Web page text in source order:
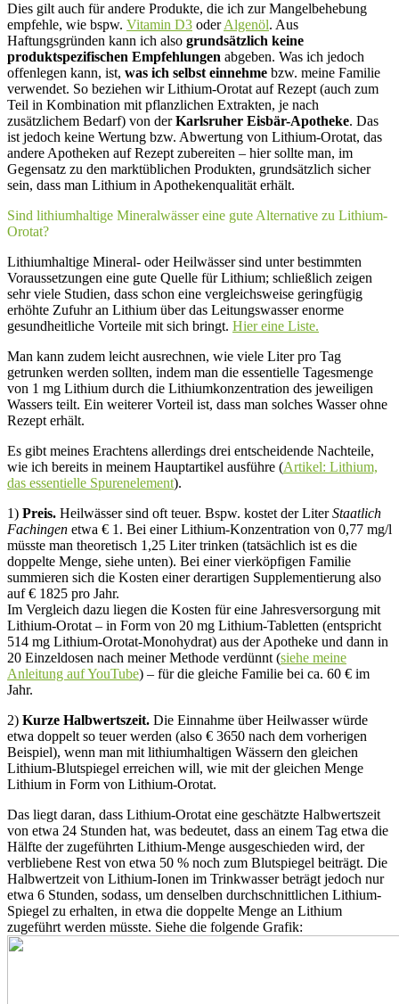
Dies gilt auch für andere Produkte, die ich zur Mangelbehebung
empfehle, wie bspw. Vitamin D3 oderAlgenöl. Aus
Haftungsgründen kann ich also grundsätzlich keine
produktspezifischen Empfehlungen abgeben. Was ich jedoch
offenlegen kann, ist, was ich selbst einnehme bzw. meine Familie
verwendet. So beziehen wir Lithium-Orotat auf Rezept (auch zum
Teil in Kombination mit pflanzlichen Extrakten, je nach
zusätzlichem Bedarf) von derKarlsruher Eisbär-Apotheke. Das
ist jedoch keine Wertung bzw. Abwertung von Lithium-Orotat, das
andere Apotheken auf Rezept zubereiten – hier sollte man, im
Gegensatz zu den marktüblichen Produkten, grundsätzlich sicher
sein, dass man Lithium in Apothekenqualität erhält.
Sind lithiumhaltige Mineralwässer eine gute Alternative zu Lithium-
Orotat?
Lithiumhaltige Mineral- oder Heilwässer sind unter bestimmten
Voraussetzungen eine gute Quelle für Lithium; schließlich zeigen
sehr viele Studien, dass schon eine vergleichsweise geringfügig
erhöhte Zufuhr an Lithium über das Leitungswasser enorme
gesundheitliche Vorteile mit sich bringt. Hier eine Liste.
Man kann zudem leicht ausrechnen, wie viele Liter pro Tag
getrunken werden sollten, indem man die essentielle Tagesmenge
von 1 mg Lithium durch die Lithiumkonzentration des jeweiligen
Wassers teilt. Ein weiterer Vorteil ist, dass man solches Wasser ohne
Rezept erhält.
Es gibt meines Erachtens allerdings drei entscheidende Nachteile,
wie ich bereits in meinem Hauptartikel ausführe (Artikel: Lithium,
das essentielle Spurenelement).
1) Preis. Heilwässer sind oft teuer. Bspw. kostet der LiterStaatlich
Fachingen etwa € 1. Bei einer Lithium-Konzentration von 0,77 mg/l
müsste man theoretisch 1,25 Liter trinken (tatsächlich ist es die
doppelte Menge, siehe unten). Bei einer vierköpfigen Familie
summieren sich die Kosten einer derartigen Supplementierung also
auf € 1825 pro Jahr.
Im Vergleich dazu liegen die Kosten für eine Jahresversorgung mit
Lithium-Orotat – in Form von 20 mg Lithium-Tabletten (entspricht
514 mg Lithium-Orotat-Monohydrat) aus der Apotheke und dann in
20 Einzeldosen nach meiner Methode verdünnt (siehe meine
Anleitung auf YouTube) – für die gleiche Familie bei ca. 60 € im
Jahr.
2) Kurze Halbwertszeit. Die Einnahme über Heilwasser würde
etwa doppelt so teuer werden (also € 3650 nach dem vorherigen
Beispiel), wenn man mit lithiumhaltigen Wässern den gleichen
Lithium-Blutspiegel erreichen will, wie mit der gleichen Menge
Lithium in Form von Lithium-Orotat.
Das liegt daran, dass Lithium-Orotat eine geschätzte Halbwertszeit
von etwa 24 Stunden hat, was bedeutet, dass an einem Tag etwa die
Hälfte der zugeführten Lithium-Menge ausgeschieden wird, der
verbliebene Rest von etwa 50 % noch zum Blutspiegel beiträgt. Die
Halbwertzeit von Lithium-Ionen im Trinkwasser beträgt jedoch nur
etwa 6 Stunden, sodass, um denselben durchschnittlichen Lithium-
Spiegel zu erhalten, in etwa die doppelte Menge an Lithium
zugeführt werden müsste. Siehe die folgende Grafik: